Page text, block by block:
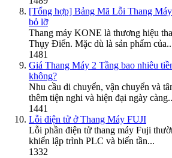
[Tổng hợp] Bảng Mã Lỗi Thang
bỏ lỡ
Thang máy KONE là thương hiệu
Thụy Điển. Mặc dù là sản phẩm
1481
Giá Thang Máy 2 Tầng bao nhiêu
không?
Nhu cầu di chuyển, vận chuyển và
thêm tiện nghi và hiện đại ngày
1441
Lỗi điện tử ở Thang Máy FUJI
Lỗi phần điện tử thang máy Fuji
khiển lập trình PLC và biến tần...
1332